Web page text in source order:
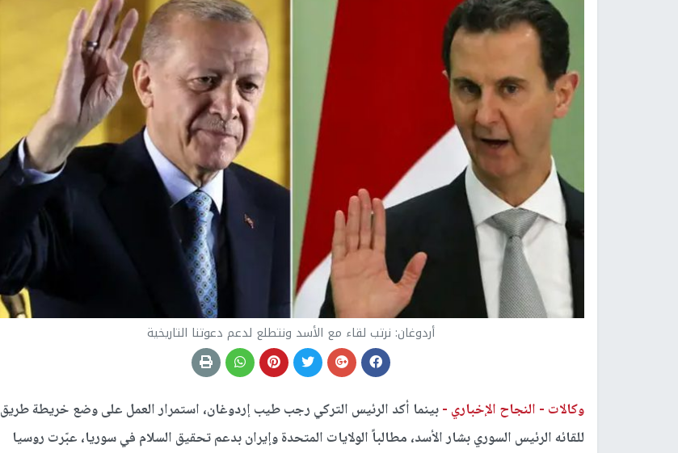
أردوغان: نرتب لقاء مع الأسد ونتطلع لدعم دعوتنا التاريخية
وكالات - النجاح الإخباري -بينما أكد الرئيس التركي رجب طيب إردوغان، استمرار العمل على وضع خريطة طريق
للقائه الرئيس السوري بشار الأسد، مطالباً الولايات المتحدة وإيران بدعم تحقيق السلام في سوريا، عبّرت روسيا